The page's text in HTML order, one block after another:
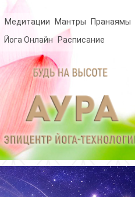
Медитации Мантры Пранаямы
Йога Онлайн Расписание